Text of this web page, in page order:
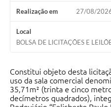
Realização em 27/08/
Local
BOLSA DE LICITAÇÕES E
Constitui objeto desta
uso da sala comercial
35,71m² (trinta e cinco
decímetros quadrados),